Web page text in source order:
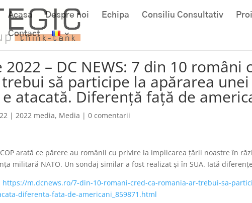
Acasa Despre noi Echipa Consiliu Consultativ
Contact
– DC NEWS: 7 din 10 români
să participe la apărarea
e atacată. Diferenţă faţă de
|2022 media, Media |0 comentarii
arată ce părere au românii cu privire la implicarea ţării noastre în
militară NATO. Un sondaj similar a fost realizat şi în SUA. Iată
https://m.dcnews.ro/7-din-10-romani-cred-ca-romania-ar-trebui-sa-
diferenta-fata-de-americani_859871.html